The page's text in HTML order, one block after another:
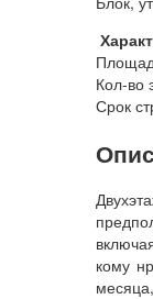
Кол-во
Срок
кому